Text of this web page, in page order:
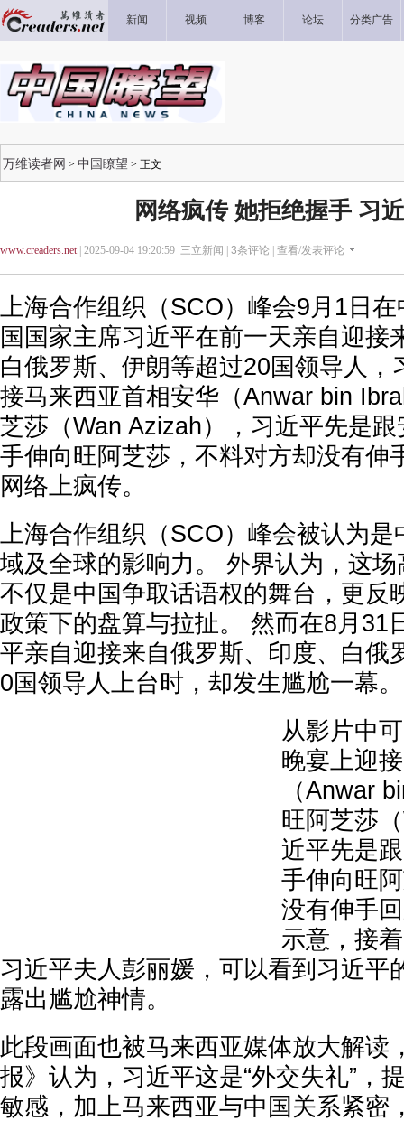
新闻 视频 博客 论坛 分类广告
万维读者网 > 中国瞭望 > 正文
网络疯传 她拒绝握手 习
www.creaders.net| 2025-09-04 19:20:59 三立新闻 | 3条评论 | 查看/发表评论
上海合作组织（SCO）峰会9月1日
国国家主席习近平在前一天亲自迎接
白俄罗斯、伊朗等超过20国领导人，
接马来西亚首相安华（Anwar bin
芝莎（Wan Azizah），习近平先是
手伸向旺阿芝莎，不料对方却没有伸
网络上疯传。
上海合作组织（SCO）峰会被认为是
域及全球的影响力。 外界认为，这
不仅是中国争取话语权的舞台，更反
政策下的盘算与拉扯。 然而在8月31
平亲自迎接来自俄罗斯、印度、白俄
0国领导人上台时，却发生尴尬一幕。
从影片中
晚宴上迎
（Anwar
旺阿芝莎
近平先是
手伸向旺
没有伸手
示意，接
习近平夫人彭丽媛，可以看到习近平
露出尴尬神情。
此段画面也被马来西亚媒体放大解读
报》认为，习近平这是“外交失礼”，
敏感，加上马来西亚与中国关系紧密